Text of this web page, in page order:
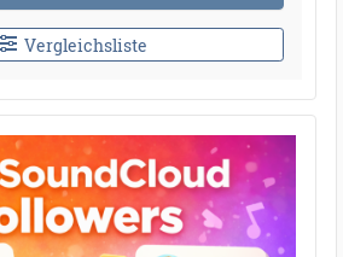
Vergleichsliste